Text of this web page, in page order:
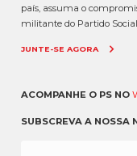
país, assuma o
militante do Partido
JUNTE-SE AGORA
ACOMPANHE O PS NO
SUBSCREVA A NOSSA